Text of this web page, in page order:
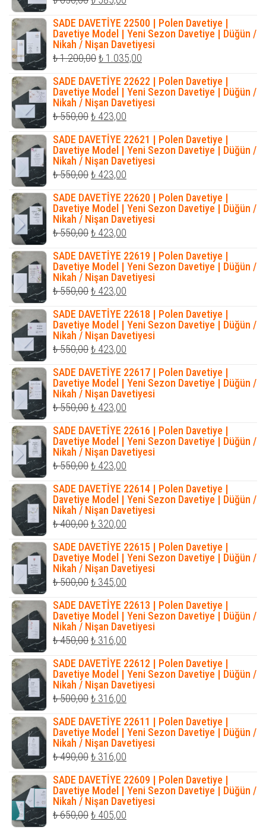
fiyat:
₺ 650,00.
andaki
fiyat:
₺ 585,00.
SADE DAVETİYE 22500 | Polen Davetiye |
Davetiye Model | Yeni Sezon Davetiye | Düğün /
Nikah / Nişan Davetiyesi
₺1.200,00Orijinal
fiyat:
₺ 1.200,00.
₺ 1.035,00
andaki
fiyat:
₺ 1.035,00.
SADE DAVETİYE 22622 | Polen Davetiye |
Davetiye Model | Yeni Sezon Davetiye | Düğün /
Nikah / Nişan Davetiyesi
₺550,00Orijinal
fiyat:
₺ 550,00.
₺ 423,00
andaki
fiyat:
₺ 423,00.
SADE DAVETİYE 22621 | Polen Davetiye |
Davetiye Model | Yeni Sezon Davetiye | Düğün /
Nikah / Nişan Davetiyesi
₺550,00Orijinal
fiyat:
₺ 550,00.
₺ 423,00
andaki
fiyat:
₺ 423,00.
SADE DAVETİYE 22620 | Polen Davetiye |
Davetiye Model | Yeni Sezon Davetiye | Düğün /
Nikah / Nişan Davetiyesi
₺550,00Orijinal
fiyat:
₺ 550,00.
₺ 423,00
andaki
fiyat:
₺ 423,00.
SADE DAVETİYE 22619 | Polen Davetiye |
Davetiye Model | Yeni Sezon Davetiye | Düğün /
Nikah / Nişan Davetiyesi
₺550,00Orijinal
fiyat:
₺ 550,00.
₺ 423,00
andaki
fiyat:
₺ 423,00.
SADE DAVETİYE 22618 | Polen Davetiye |
Davetiye Model | Yeni Sezon Davetiye | Düğün /
Nikah / Nişan Davetiyesi
₺550,00Orijinal
fiyat:
₺ 550,00.
₺ 423,00
andaki
fiyat:
₺ 423,00.
SADE DAVETİYE 22617 | Polen Davetiye |
Davetiye Model | Yeni Sezon Davetiye | Düğün /
Nikah / Nişan Davetiyesi
₺550,00Orijinal
fiyat:
₺ 550,00.
₺ 423,00
andaki
fiyat:
₺ 423,00.
SADE DAVETİYE 22616 | Polen Davetiye |
Davetiye Model | Yeni Sezon Davetiye | Düğün /
Nikah / Nişan Davetiyesi
₺550,00Orijinal
fiyat:
₺ 550,00.
₺ 423,00
andaki
fiyat:
₺ 423,00.
SADE DAVETİYE 22614 | Polen Davetiye |
Davetiye Model | Yeni Sezon Davetiye | Düğün /
Nikah / Nişan Davetiyesi
₺400,00Orijinal
fiyat:
₺ 400,00.
₺ 320,00
andaki
fiyat:
₺ 320,00.
SADE DAVETİYE 22615 | Polen Davetiye |
Davetiye Model | Yeni Sezon Davetiye | Düğün /
Nikah / Nişan Davetiyesi
₺500,00Orijinal
fiyat:
₺ 500,00.
₺ 345,00
andaki
fiyat:
₺ 345,00.
SADE DAVETİYE 22613 | Polen Davetiye |
Davetiye Model | Yeni Sezon Davetiye | Düğün /
Nikah / Nişan Davetiyesi
₺450,00Orijinal
fiyat:
₺ 450,00.
₺ 316,00
andaki
fiyat:
₺ 316,00.
SADE DAVETİYE 22612 | Polen Davetiye |
Davetiye Model | Yeni Sezon Davetiye | Düğün /
Nikah / Nişan Davetiyesi
₺500,00Orijinal
fiyat:
₺ 500,00.
₺ 316,00
andaki
fiyat:
₺ 316,00.
SADE DAVETİYE 22611 | Polen Davetiye |
Davetiye Model | Yeni Sezon Davetiye | Düğün /
Nikah / Nişan Davetiyesi
₺490,00Orijinal
fiyat:
₺ 490,00.
₺ 316,00
andaki
fiyat:
₺ 316,00.
SADE DAVETİYE 22609 | Polen Davetiye |
Davetiye Model | Yeni Sezon Davetiye | Düğün /
Nikah / Nişan Davetiyesi
₺650,00Orijinal
₺ 405,00